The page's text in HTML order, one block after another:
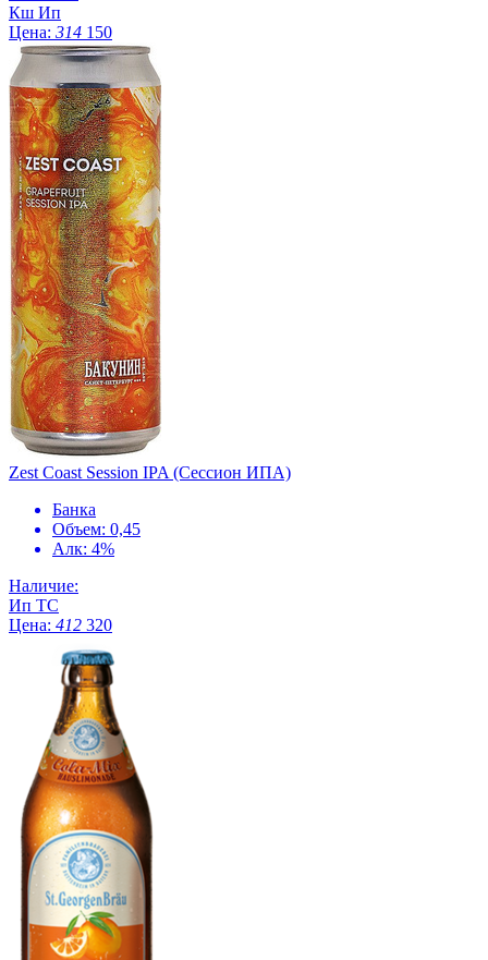
Кш Ип
Цена: 314 150
Zest Coast Session IPA (Сессион ИПА)
Банка
Объем: 0,45
Алк: 4%
Наличие:
Ип ТС
Цена: 412 320